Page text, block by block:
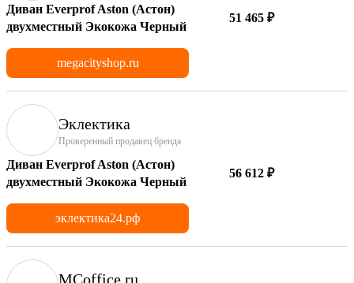
Диван Everprof Aston (Астон)
двухместный Экокожа Черный
51 465 ₽
megacityshop.ru
Эклектика
Проверенный продавец бренда
Диван Everprof Aston (Астон)
двухместный Экокожа Черный
56 612 ₽
эклектика24.рф
MCoffice.ru